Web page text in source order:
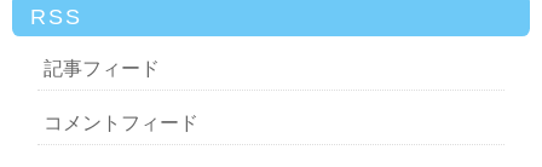
RSS
記事フィード
コメントフィード